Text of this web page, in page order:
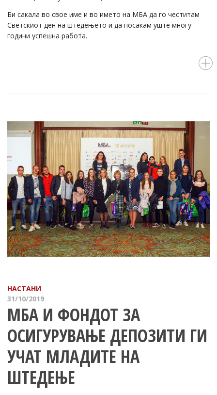
Би сакала во свое име и во името на МБА да го честитам
Светскиот ден на штедењето и да посакам уште многу
години успешна работа.
НАСТАНИ
31/10/2019
МБА И ФОНДОТ ЗА
ОСИГУРУВАЊЕ ДЕПОЗИТИ ГИ
УЧАТ МЛАДИТЕ НА
ШТЕДЕЊЕ